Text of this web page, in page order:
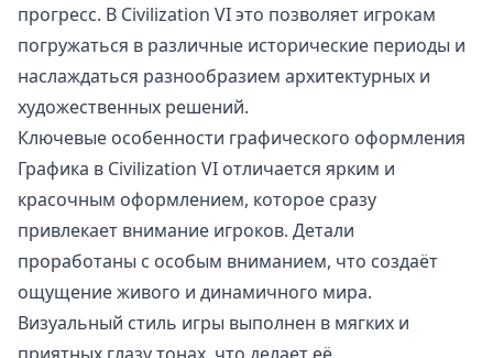
прогресс. В Civilization VI это позволяет игрокам
погружаться в различные исторические периоды и
наслаждаться разнообразием архитектурных и
художественных решений.
Ключевые особенности графического оформления
Графика в Civilization VI отличается ярким и
красочным оформлением, которое сразу
привлекает внимание игроков. Детали
проработаны с особым вниманием, что создаёт
ощущение живого и динамичного мира.
Визуальный стиль игры выполнен в мягких и